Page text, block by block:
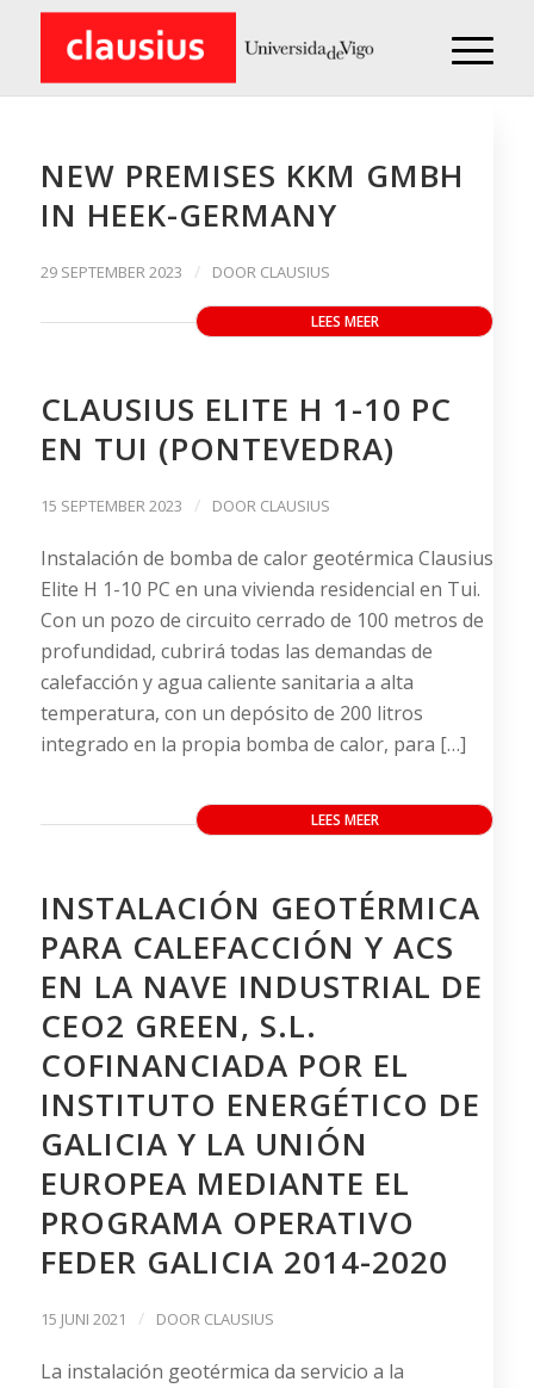
NEW PREMISES KKM GMBH
IN HEEK-GERMANY
29 SEPTEMBER 2023 / DOOR CLAUSIUS
LEES MEER
CLAUSIUS ELITE H 1-10 PC
EN TUI (PONTEVEDRA)
15 SEPTEMBER 2023 / DOOR CLAUSIUS
Instalación de bomba de calor geotérmica Clausius
Elite H 1-10 PC en una vivienda residencial en Tui.
Con un pozo de circuito cerrado de 100 metros de
profundidad, cubrirá todas las demandas de
calefacción y agua caliente sanitaria a alta
temperatura, con un depósito de 200 litros
integrado en la propia bomba de calor, para […]
LEES MEER
INSTALACIÓN GEOTÉRMICA
PARA CALEFACCIÓN Y ACS
EN LA NAVE INDUSTRIAL DE
CEO2 GREEN, S.L.
COFINANCIADA POR EL
INSTITUTO ENERGÉTICO DE
GALICIA Y LA UNIÓN
EUROPEA MEDIANTE EL
PROGRAMA OPERATIVO
FEDER GALICIA 2014-2020
15 JUNI 2021 / DOOR CLAUSIUS
La instalación geotérmica da servicio a la